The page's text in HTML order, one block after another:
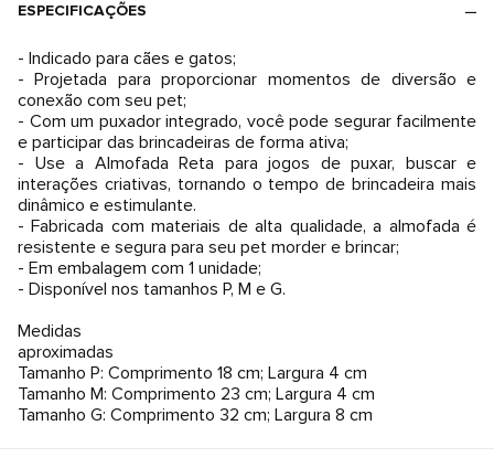
ESPECIFICAÇÕES
- Indicado para cães e gatos;
- Projetada para proporcionar momentos de diversão e
conexão com seu pet;
- Com um puxador integrado, você pode segurar facilmente
e participar das brincadeiras de forma ativa;
- Use a Almofada Reta para jogos de puxar, buscar e
interações criativas, tornando o tempo de brincadeira mais
dinâmico e estimulante.
- Fabricada com materiais de alta qualidade, a almofada é
resistente e segura para seu pet morder e brincar;
- Em embalagem com 1 unidade;
- Disponível nos tamanhos P, M e G.
Medidas
aproximadas
Tamanho P: Comprimento 18 cm; Largura 4 cm
Tamanho M: Comprimento 23 cm; Largura 4 cm
Tamanho G: Comprimento 32 cm; Largura 8 cm